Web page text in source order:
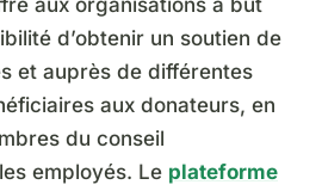
aux organisations à but
d’obtenir un soutien de
et auprès de différentes
aux donateurs, en
du conseil
employés. Le plateforme